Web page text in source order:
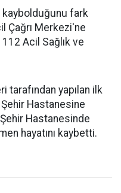
fark
Çağrı Merkezi'ne
Acil Sağlık ve
tarafından yapılan ilk
Hastanesine
Şehir Hastanesinde
hayatını kaybetti.